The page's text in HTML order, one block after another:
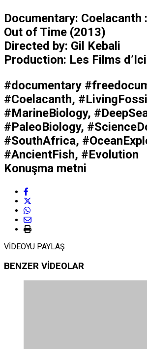
Documentary: Coelacanth
Out of Time (2013)
Directed by: Gil Kebali
Production: Les Films d’Ici
#documentary
#Coelacanth,
#MarineBiology,
#PaleoBiology,
#SouthAfrica,
#AncientFish, #Evolution
Konuşma metni
VİDEOYU PAYLAŞ
BENZER VİDEOLAR